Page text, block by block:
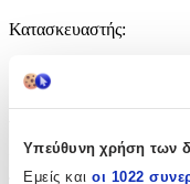
Υπεύθυνη χρήση των
Εμείς και οι 1022
Κατασκευαστής:
Αξιολογήσεις
Προς το παρόν δεν
προστεθούν, θα